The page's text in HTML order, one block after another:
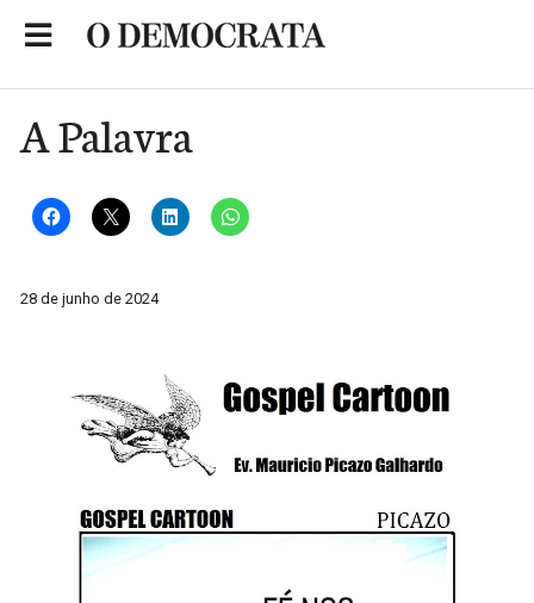
A Palavra
28 de junho de 2024